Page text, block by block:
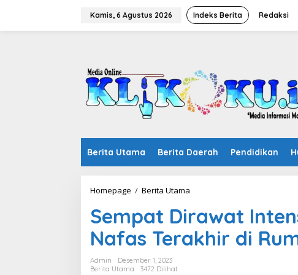
Kamis, 6 Agustus 2026 Indeks Berita Redaksi
Berita Utama Berita Daerah Pendidikan
Homepage / Berita Utama
Intensif,
Dio
Hembuskan
Nafas
Sempat Dirawat
Nafas Terakhir di
Admin
Desember 1, 2023
Berita Utama
3472 Dilihat